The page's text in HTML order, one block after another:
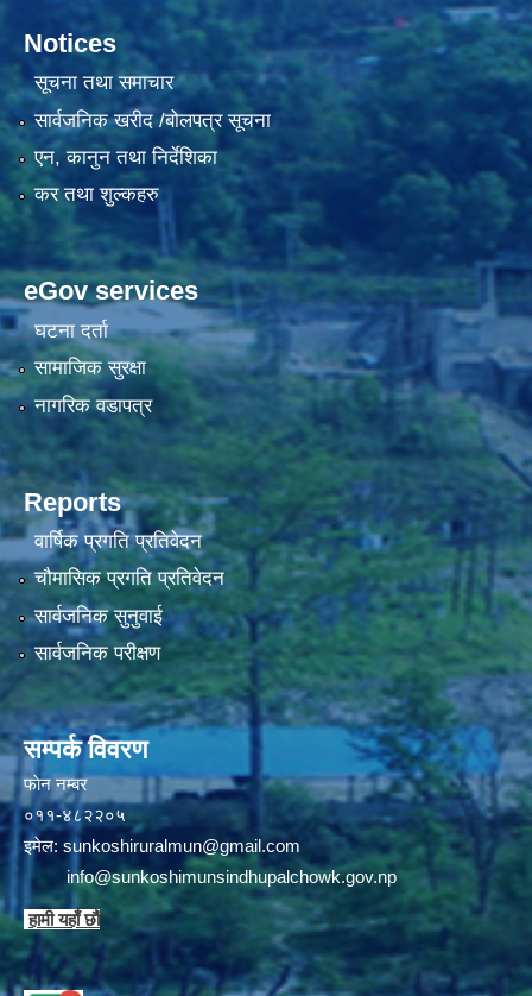
Notices
सूचना तथा समाचार
सार्वजनिक खरीद /बोलपत्र सूचना
एन, कानुन तथा निर्देशिका
कर तथा शुल्कहरु
eGov services
घटना दर्ता
सामाजिक सुरक्षा
नागरिक वडापत्र
Reports
वार्षिक प्रगति प्रतिवेदन
चौमासिक प्रगति प्रतिवेदन
सार्वजनिक सुनुवाई
सार्वजनिक परीक्षण
सम्पर्क विवरण
फाेन न‌‍‍‍‌‌म्बर
०११-४८२२०५
इमेल: sunkoshiruralmun@gmail.com
info@sunkoshimunsindhupalchowk.gov.np
हामी यहाँ छाै‌ं